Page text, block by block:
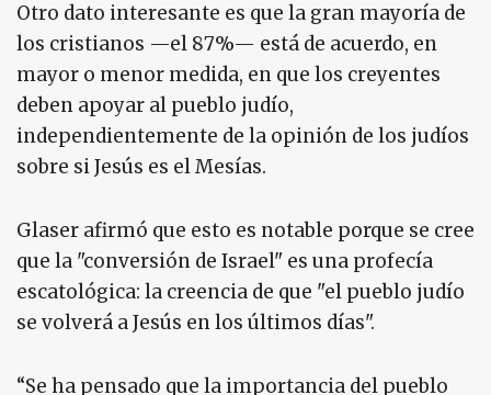
Otro dato interesante es que la gran mayoría de
los cristianos —el 87%— está de acuerdo, en
mayor o menor medida, en que los creyentes
deben apoyar al pueblo judío,
independientemente de la opinión de los judíos
sobre si Jesús es el Mesías.
Glaser afirmó que esto es notable porque se cree
que la "conversión de Israel" es una profecía
escatológica: la creencia de que "el pueblo judío
se volverá a Jesús en los últimos días".
“Se ha pensado que la importancia del pueblo